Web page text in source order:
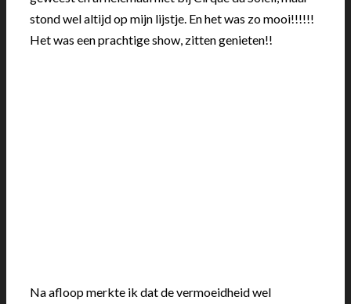
stond wel altijd op mijn lijstje. En het was zo mooi!!!!!!
Het was een prachtige show, zitten genieten!!
Na afloop merkte ik dat de vermoeidheid wel